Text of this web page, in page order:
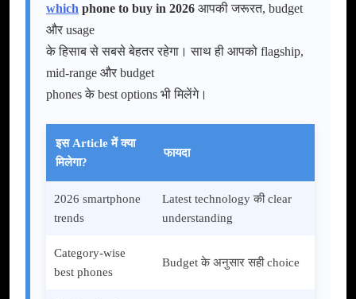
which phone to buy in 2026 आपकी जरूरत, budget
और usage
के हिसाब से सबसे बेहतर रहेगा। साथ ही आपको flagship,
mid-range और budget
phones के best options भी मिलेंगे।
इस Article में क्या
मिलेगा?
फायदा
2026 smartphone
trends
Latest technology की clear
understanding
Category-wise
best phones
Budget के अनुसार सही choice